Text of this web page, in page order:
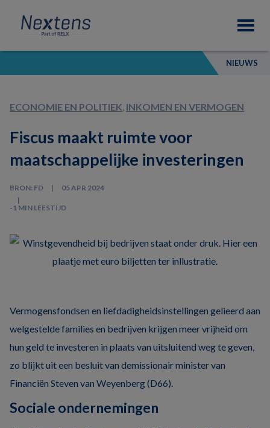
primary
navigation
content
footer
Nextens
Fiscaal
partner
van
NIEUWS
ECONOMIE EN POLITIEK, INKOMEN EN VERMOGEN
Fiscus maakt ruimte voor
maatschappelijke investeringen
BRON: FD 05 APR 2024
-1 MIN LEESTIJD
Vermogensfondsen en liefdadigheidsinstellingen gelieerd aan
welgestelde families en bedrijven krijgen meer vrijheid om
hun geld te investeren in plaats van uitsluitend weg te geven,
zo blijkt uit een besluit van demissionair minister van
Financiën Steven van Weyenberg (D66).
Sociale ondernemingen